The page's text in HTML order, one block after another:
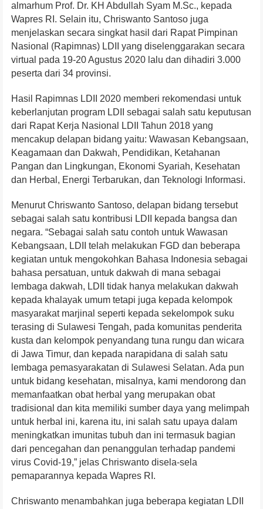
almarhum Prof. Dr. KH Abdullah Syam M.Sc., kepada
Wapres RI. Selain itu, Chriswanto Santoso juga
menjelaskan secara singkat hasil dari Rapat Pimpinan
Nasional (Rapimnas) LDII yang diselenggarakan secara
virtual pada 19-20 Agustus 2020 lalu dan dihadiri 3.000
peserta dari 34 provinsi.
Hasil Rapimnas LDII 2020 memberi rekomendasi untuk
keberlanjutan program LDII sebagai salah satu keputusan
dari Rapat Kerja Nasional LDII Tahun 2018 yang
mencakup delapan bidang yaitu: Wawasan Kebangsaan,
Keagamaan dan Dakwah, Pendidikan, Ketahanan
Pangan dan Lingkungan, Ekonomi Syariah, Kesehatan
dan Herbal, Energi Terbarukan, dan Teknologi Informasi.
Menurut Chriswanto Santoso, delapan bidang tersebut
sebagai salah satu kontribusi LDII kepada bangsa dan
negara. “Sebagai salah satu contoh untuk Wawasan
Kebangsaan, LDII telah melakukan FGD dan beberapa
kegiatan untuk mengokohkan Bahasa Indonesia sebagai
bahasa persatuan, untuk dakwah di mana sebagai
lembaga dakwah, LDII tidak hanya melakukan dakwah
kepada khalayak umum tetapi juga kepada kelompok
masyarakat marjinal seperti kepada sekelompok suku
terasing di Sulawesi Tengah, pada komunitas penderita
kusta dan kelompok penyandang tuna rungu dan wicara
di Jawa Timur, dan kepada narapidana di salah satu
lembaga pemasyarakatan di Sulawesi Selatan. Ada pun
untuk bidang kesehatan, misalnya, kami mendorong dan
memanfaatkan obat herbal yang merupakan obat
tradisional dan kita memiliki sumber daya yang melimpah
untuk herbal ini, karena itu, ini salah satu upaya dalam
meningkatkan imunitas tubuh dan ini termasuk bagian
dari pencegahan dan penanggulan terhadap pandemi
virus Covid-19,” jelas Chriswanto disela-sela
pemaparannya kepada Wapres RI.
Chriswanto menambahkan juga beberapa kegiatan LDII